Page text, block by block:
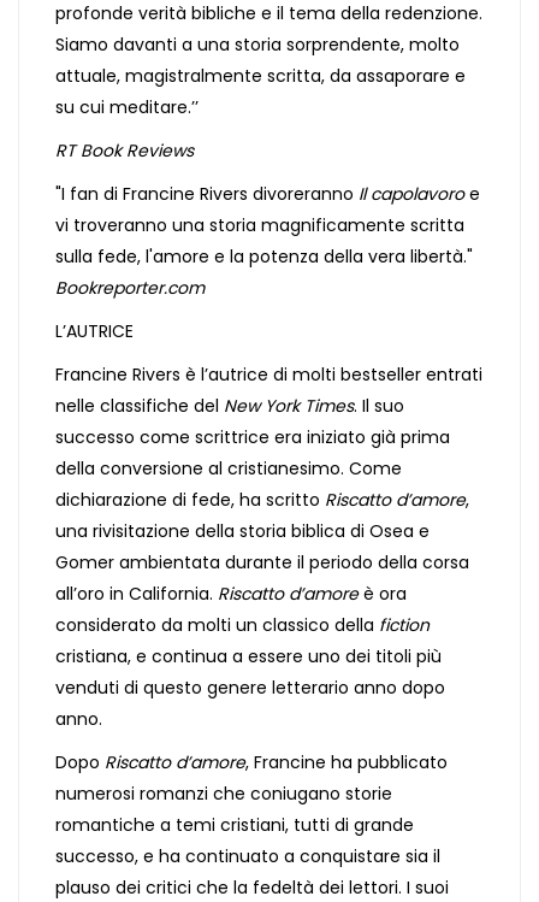
profonde verità bibliche e il tema della redenzione.
Siamo davanti a una storia sorprendente, molto
attuale, magistralmente scritta, da assaporare e
su cui meditare.’’
RT Book Reviews
"I fan di Francine Rivers divoreranno Il capolavoroe
vi troveranno una storia magnificamente scritta
sulla fede, l'amore e la potenza della vera libertà."
Bookreporter.com
L’AUTRICE
Francine Rivers è l’autrice di molti bestseller entrati
nelle classifiche del New York Times. Il suo
successo come scrittrice era iniziato già prima
della conversione al cristianesimo. Come
dichiarazione di fede, ha scritto Riscatto d’amore,
una rivisitazione della storia biblica di Osea e
Gomer ambientata durante il periodo della corsa
all’oro in California. Riscatto d’amoreè ora
considerato da molti un classico della fiction
cristiana, e continua a essere uno dei titoli più
venduti di questo genere letterario anno dopo
anno.
Dopo Riscatto d’amore, Francine ha pubblicato
numerosi romanzi che coniugano storie
romantiche a temi cristiani, tutti di grande
successo, e ha continuato a conquistare sia il
plauso dei critici che la fedeltà dei lettori. I suoi